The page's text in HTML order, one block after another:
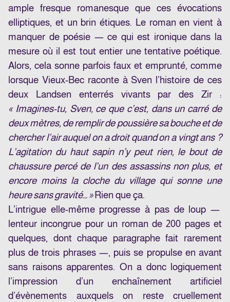
ample fresque romanesque que ces évocations
elliptiques, et un brin étiques. Le roman en vient à
manquer de poésie — ce qui est ironique dans la
mesure où il est tout entier une tentative poétique.
Alors, cela sonne parfois faux et emprunté, comme
lorsque Vieux-Bec raconte à Sven l’histoire de ces
deux Landsen enterrés vivants par des Zir :
« Imagines-tu, Sven, ce que c’est, dans un carré de
deux mètres, de remplir de poussière sa bouche et de
chercher l’air auquel on a droit quand on a vingt ans ?
L’agitation du haut sapin n’y peut rien, le bout de
chaussure percé de l’un des assassins non plus, et
encore moins la cloche du village qui sonne une
heure sans gravité… » Rien que ça.
L’intrigue elle-même progresse à pas de loup —
lenteur incongrue pour un roman de 200 pages et
quelques, dont chaque paragraphe fait rarement
plus de trois phrases —, puis se propulse en avant
sans raisons apparentes. On a donc logiquement
l’impression d’un enchaînement artificiel
d’évènements auxquels on reste cruellement